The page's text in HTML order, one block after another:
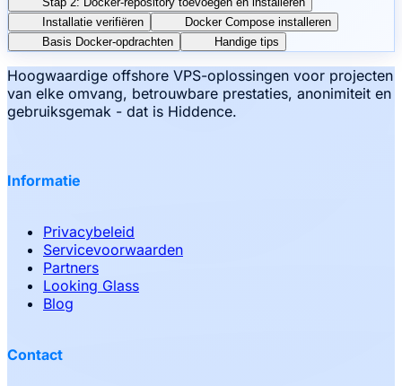
Installatie verifiëren
Docker Compose installeren
Basis Docker-opdrachten
Handige tips
Hoogwaardige offshore VPS-oplossingen voor projecten
van elke omvang, betrouwbare prestaties, anonimiteit en
gebruiksgemak - dat is Hiddence.
Informatie
Privacybeleid
Servicevoorwaarden
Partners
Looking Glass
Blog
Contact